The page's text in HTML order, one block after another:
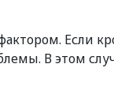
В этом